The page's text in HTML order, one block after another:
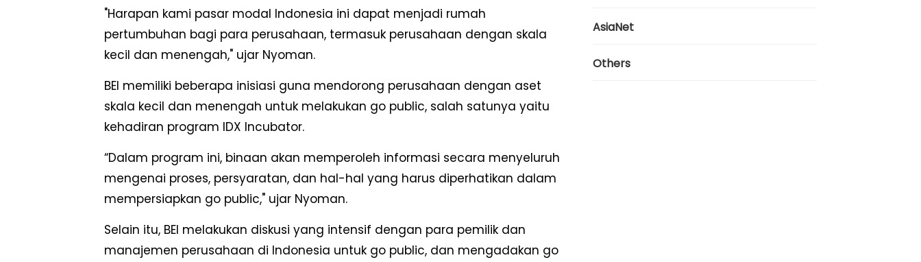
"Harapan kami pasar modal Indonesia ini dapat menjadi rumah
pertumbuhan bagi para perusahaan, termasuk perusahaan dengan skala
kecil dan menengah," ujar Nyoman.
BEI memiliki beberapa inisiasi guna mendorong perusahaan dengan aset
skala kecil dan menengah untuk melakukan go public, salah satunya yaitu
kehadiran program IDX Incubator.
“Dalam program ini, binaan akan memperoleh informasi secara menyeluruh
mengenai proses, persyaratan, dan hal-hal yang harus diperhatikan dalam
mempersiapkan go public," ujar Nyoman.
Selain itu, BEI melakukan diskusi yang intensif dengan para pemilik dan
manajemen perusahaan di Indonesia untuk go public, dan mengadakan go
AsiaNet
Others